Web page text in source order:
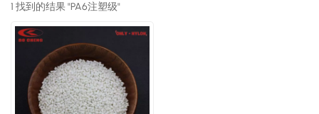
1 找到的结果 "PA6注塑级"